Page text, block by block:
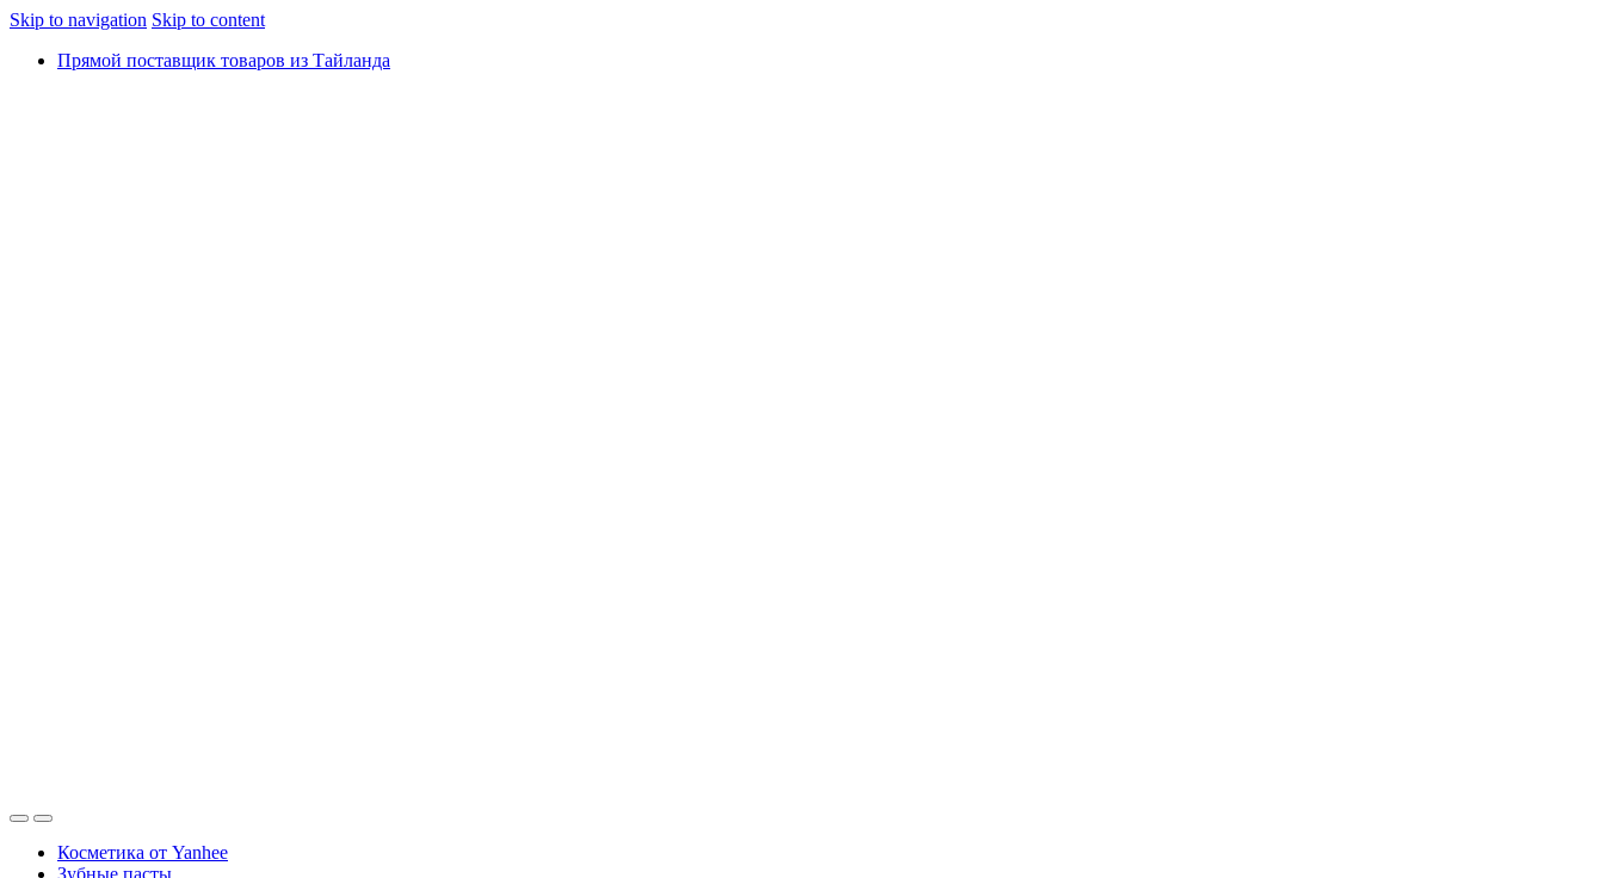
Skip to navigation Skip to content
Прямой поставщик товаров из Тайланда
Косметика от Yanhee
Зубные пасты